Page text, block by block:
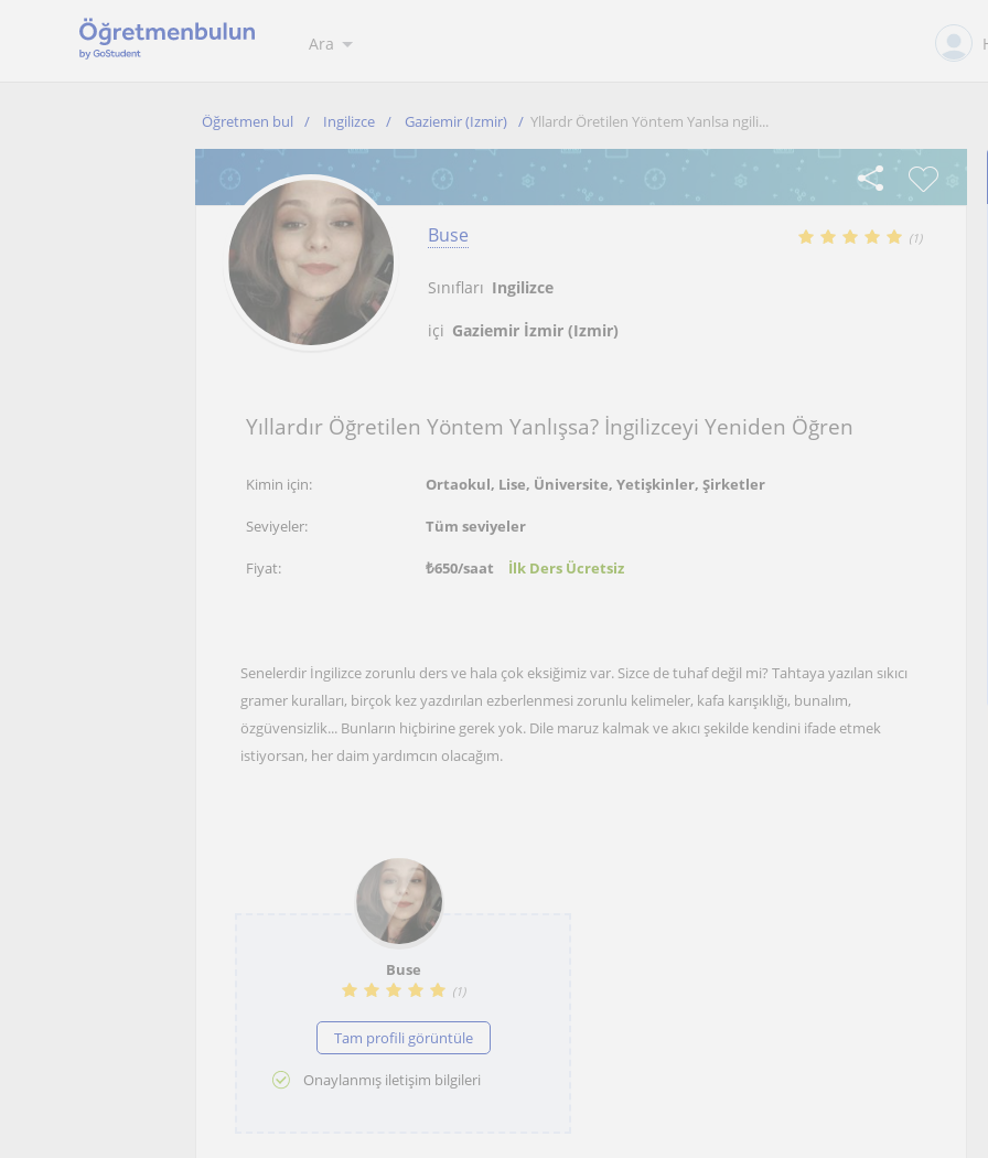
Ara
Öğretmen bul Ingilizce Gaziemir (Izmir) Yllardr Öretilen Yöntem Yanlsa ngili...
Buse (1)
Sınıfları Ingilizce
içi Gaziemir İzmir (Izmir)
Yıllardır Öğretilen Yöntem Yanlışsa? İngilizceyi Yeniden Öğren
Kimin için: Ortaokul, Lise, Üniversite, Yetişkinler, Şirketler
Seviyeler: Tüm seviyeler
Fiyat: ₺650/saat İlk Ders Ücretsiz
Senelerdir İngilizce zorunlu ders ve hala çok eksiğimiz var. Sizce de tuhaf değil mi? Tahtaya yazılan sıkıcı
gramer kuralları, birçok kez yazdırılan ezberlenmesi zorunlu kelimeler, kafa karışıklığı, bunalım,
özgüvensizlik... Bunların hiçbirine gerek yok. Dile maruz kalmak ve akıcı şekilde kendini ifade etmek
istiyorsan, her daim yardımcın olacağım.
Buse
(1)
Tam profili görüntüle
Onaylanmış iletişim bilgileri